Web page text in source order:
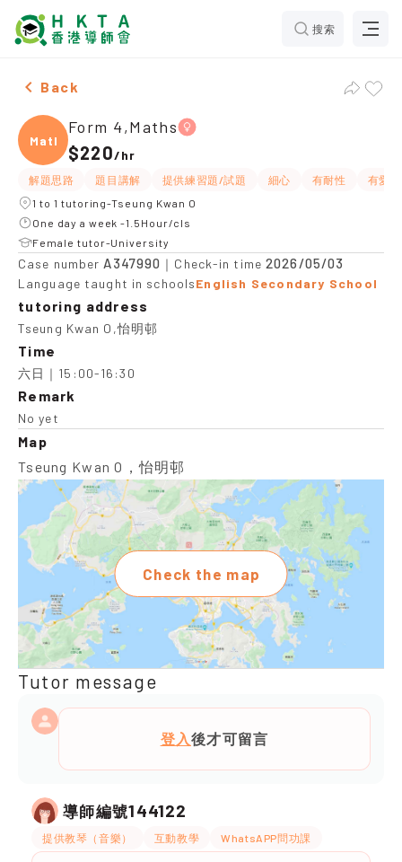
搜索
Female Form 4,Maths，Tseung Kwan O Tuition
Back
Maths
Form 4,Maths
$220/hr
解題思路 題目講解 提供練習題/試題 細心 有耐性
有愛心
1 to 1 tutoring-Tseung Kwan O
One day a week -1.5Hour/cls
Female tutor-University
Case number A347990 ｜Check-in time2026/05/03
Language taught in schoolsEnglish Secondary School
tutoring address
Tseung Kwan O,怡明邨
Time
六日｜15:00-16:30
Remark
No yet
Map
Tseung Kwan O，怡明邨
Check the map
Tutor message
登入後才可留言
導師編號144122
提供教琴（音樂） 互動教學 WhatsAPP問功課